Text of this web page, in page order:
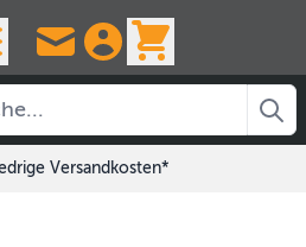
Versandkosten*